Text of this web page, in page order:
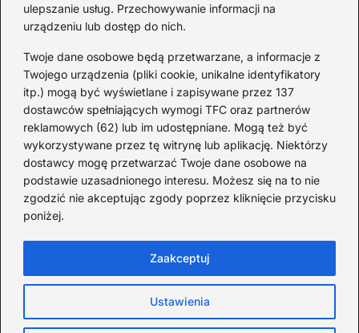
ulepszanie usług. Przechowywanie informacji na
urządzeniu lub dostęp do nich.
Twoje dane osobowe będą przetwarzane, a informacje z
Twojego urządzenia (pliki cookie, unikalne identyfikatory
itp.) mogą być wyświetlane i zapisywane przez 137
dostawców spełniających wymogi TFC oraz partnerów
reklamowych (62) lub im udostępniane. Mogą też być
wykorzystywane przez tę witrynę lub aplikację. Niektórzy
dostawcy mogę przetwarzać Twoje dane osobowe na
podstawie uzasadnionego interesu. Możesz się na to nie
zgodzić nie akceptując zgody poprzez kliknięcie przycisku
poniżej.
Ustawienia
Zaakceptuj
2026-08-02
Zaskakujące ciekawostki o
Krzysztofie Kolumbie
2026-07-20
Mało znane ciekawostki o
Wisławie Szymborskiej
2026-07-16
Zaskakujące ciekawostki o
2026-07-15
Strona główna Polityka Cookies Prywatność Kontakt